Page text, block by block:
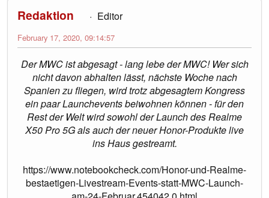
Redaktion Editor
February 17, 2020, 09:14:57
Der MWC ist abgesagt - lang lebe der MWC! Wer sich
nicht davon abhalten lässt, nächste Woche nach
Spanien zu fliegen, wird trotz abgesagtem Kongress
ein paar Launchevents beiwohnen können - für den
Rest der Welt wird sowohl der Launch des Realme
X50 Pro 5G als auch der neuer Honor-Produkte live
ins Haus gestreamt.
https://www.notebookcheck.com/Honor-und-Realme-
bestaetigen-Livestream-Events-statt-MWC-Launch-